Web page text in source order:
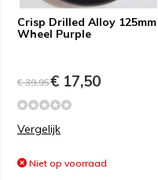
Crisp Drilled Alloy 125mm
Wheel Purple
€ 39,95€ 17,50
Vergelijk
Niet op voorraad